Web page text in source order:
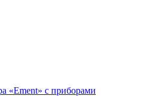
«Ement» с приборами